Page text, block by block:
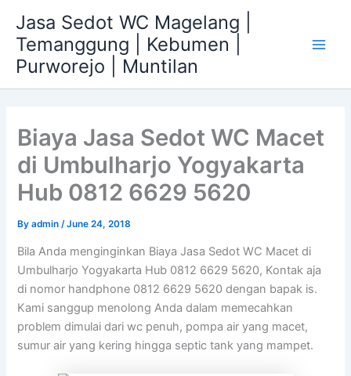
content
Jasa Sedot WC Magelang |
Temanggung | Kebumen |
Purworejo | Muntilan
Biaya Jasa Sedot WC Macet
di Umbulharjo Yogyakarta
Hub 0812 6629 5620
Byadmin/June 24, 2018
Bila Anda menginginkan Biaya Jasa Sedot WC Macet di
Umbulharjo Yogyakarta Hub 0812 6629 5620, Kontak aja
di nomor handphone 0812 6629 5620 dengan bapak is.
Kami sanggup menolong Anda dalam memecahkan
problem dimulai dari wc penuh, pompa air yang macet,
sumur air yang kering hingga septic tank yang mampet.